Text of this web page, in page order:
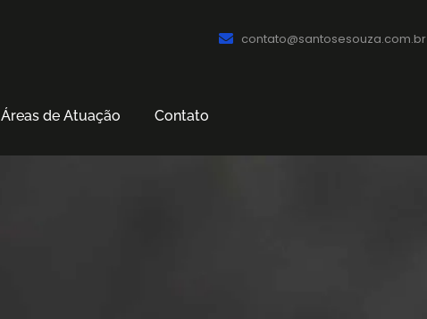
contato@santosesouza.com.br
Áreas de Atuação Contato